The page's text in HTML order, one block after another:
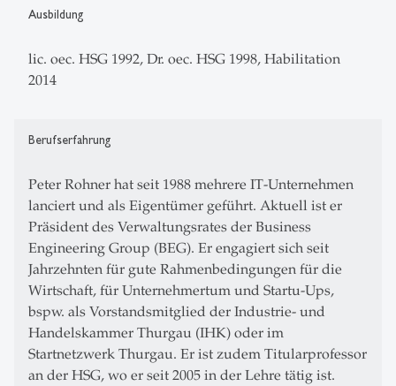
Ausbildung
lic. oec. HSG 1992, Dr. oec. HSG 1998, Habilitation
2014
Berufserfahrung
Peter Rohner hat seit 1988 mehrere IT-Unternehmen
lanciert und als Eigentümer geführt. Aktuell ist er
Präsident des Verwaltungsrates der Business
Engineering Group (BEG). Er engagiert sich seit
Jahrzehnten für gute Rahmenbedingungen für die
Wirtschaft, für Unternehmertum und Startu-Ups,
bspw. als Vorstandsmitglied der Industrie- und
Handelskammer Thurgau (IHK) oder im
Startnetzwerk Thurgau. Er ist zudem Titularprofessor
an der HSG, wo er seit 2005 in der Lehre tätig ist.